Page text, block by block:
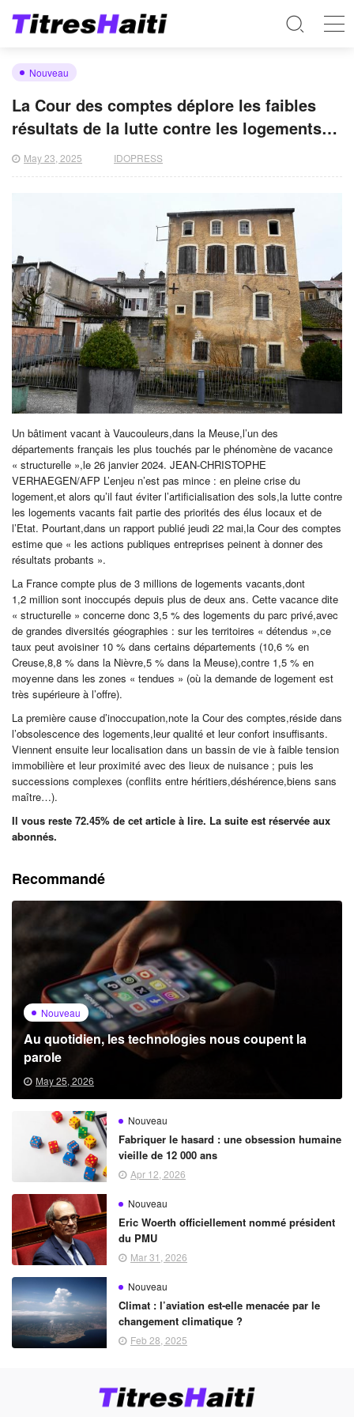
Nouveau
La Cour des comptes déplore les faibles
résultats de la lutte contre les logements
vacants
May 23, 2025 IDOPRESS
Un bâtiment vacant à ​​Vaucouleurs,dans la Meuse,l’un des
départements français les plus touchés par le phénomène de vacance
« structurelle »,le 26 janvier 2024. JEAN-CHRISTOPHE
VERHAEGEN/AFP L’enjeu n’est pas mince : en pleine crise du
logement,et alors qu’il faut éviter l’artificialisation des sols,la lutte contre
les logements vacants fait partie des priorités des élus locaux et de
l’Etat. Pourtant,dans un rapport publié jeudi 22 mai,la Cour des comptes
estime que « les actions publiques entreprises peinent à donner des
résultats probants ».
La France compte plus de 3 millions de logements vacants,dont
1,2 million sont inoccupés depuis plus de deux ans. Cette vacance dite
« structurelle » concerne donc 3,5 % des logements du parc privé,avec
de grandes diversités géographies : sur les territoires « détendus »,ce
taux peut avoisiner 10 % dans certains départements (10,6 % en
Creuse,8,8 % dans la Nièvre,5 % dans la Meuse),contre 1,5 % en
moyenne dans les zones « tendues » (où la demande de logement est
très supérieure à l’offre).
La première cause d’inoccupation,note la Cour des comptes,réside dans
l’obsolescence des logements,leur qualité et leur confort insuffisants.
Viennent ensuite leur localisation dans un bassin de vie à faible tension
immobilière et leur proximité avec des lieux de nuisance ; puis les
successions complexes (conflits entre héritiers,déshérence,biens sans
maître…).
Il vous reste 72.45% de cet article à lire. La suite est réservée aux
abonnés.
Recommandé
Nouveau
Au quotidien, les technologies nous coupent la
parole
May 25, 2026
Nouveau
Fabriquer le hasard : une obsession humaine
vieille de 12 000 ans
Apr 12, 2026
Nouveau
Eric Woerth officiellement nommé président
du PMU
Mar 31, 2026
Nouveau
Climat : l’aviation est-elle menacée par le
changement climatique ?
Feb 28, 2025